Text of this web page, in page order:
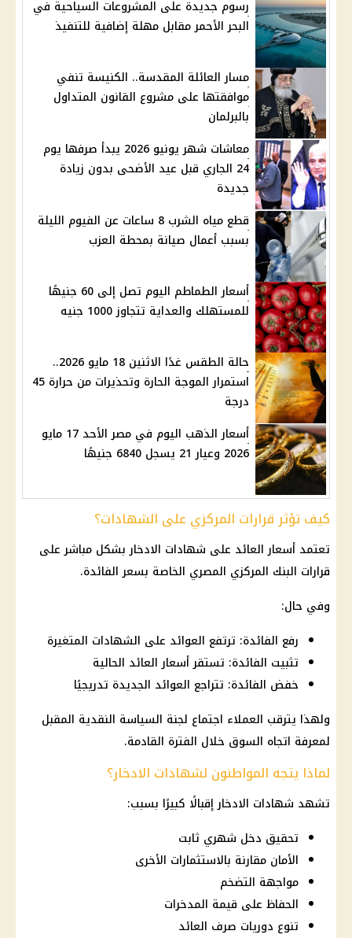
رسوم جديدة على المشروعات السياحية في
البحر الأحمر مقابل مهلة إضافية للتنفيذ
مسار العائلة المقدسة.. الكنيسة تنفي
موافقتها على مشروع القانون المتداول
بالبرلمان
معاشات شهر يونيو 2026 يبدأ صرفها يوم
24 الجاري قبل عيد الأضحى بدون زيادة
جديدة
قطع مياه الشرب 8 ساعات عن الفيوم الليلة
بسبب أعمال صيانة بمحطة العزب
أسعار الطماطم اليوم تصل إلى 60 جنيهًا
للمستهلك والعداية تتجاوز 1000 جنيه
حالة الطقس غدًا الاثنين 18 مايو 2026..
استمرار الموجة الحارة وتحذيرات من حرارة 45
درجة
أسعار الذهب اليوم في مصر الأحد 17 مايو
2026 وعيار 21 يسجل 6840 جنيهًا
كيف تؤثر قرارات المركزي على الشهادات؟
تعتمد أسعارالعائد على شهادات الادخاربشكل مباشر على
قرارات البنك المركزي المصري الخاصة بسعرالفائدة.
وفي حال:
رفع الفائدة: ترتفع العوائد على الشهادات المتغيرة
تثبيت الفائدة: تستقر أسعار العائد الحالية
خفض الفائدة: تتراجع العوائد الجديدة تدريجيًا
ولهذا يترقب العملاء اجتماع لجنة السياسة النقدية المقبل
لمعرفة اتجاه السوق خلال الفترة القادمة.
لماذا يتجه المواطنون لشهادات الادخار؟
تشهد شهادات الادخارإقبالًا كبيرًا بسبب:
تحقيق دخل شهري ثابت
الأمان مقارنة بالاستثمارات الأخرى
مواجهة التضخم
الحفاظ على قيمة المدخرات
تنوع دوريات صرف العائد